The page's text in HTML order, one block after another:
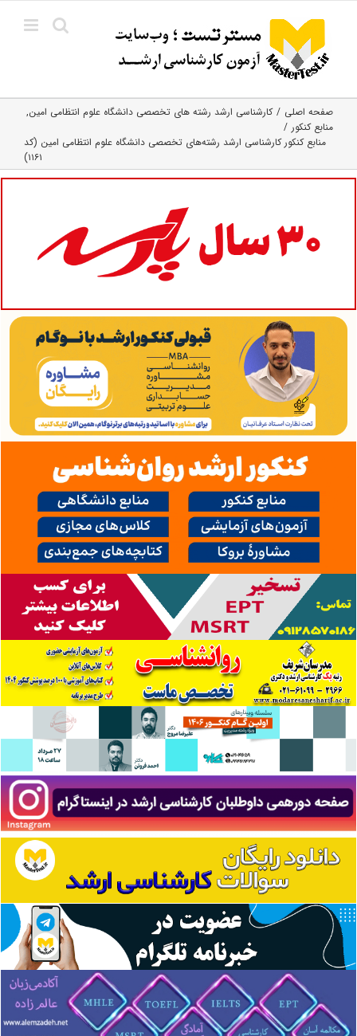
content
صفحه اصلی
کارشناسی ارشد رﺷﺘﻪ ﻫﺎی تخصصی داﻧﺸﮕﺎه ﻋﻠﻮم انتظامی اﻣﻴﻦ
منابع کنکور
منابع کنکور کارشناسی ارشد رشته‌های تخصصی دانشگاه علوم انتظامی امین (کد
۱۱۶۱)